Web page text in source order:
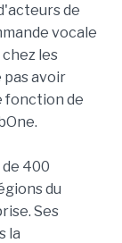
de
vocale
les
avoir
fonction de
400
du
Ses
la